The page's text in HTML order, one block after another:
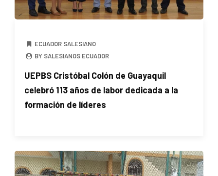
ECUADOR SALESIANO
BY SALESIANOS ECUADOR
UEPBS Cristóbal Colón de Guayaquil
celebró 113 años de labor dedicada a la
formación de líderes